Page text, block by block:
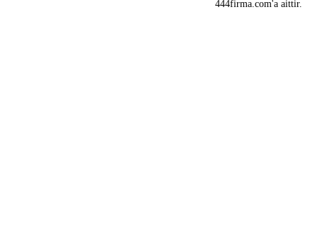
444firma.com'a aittir.